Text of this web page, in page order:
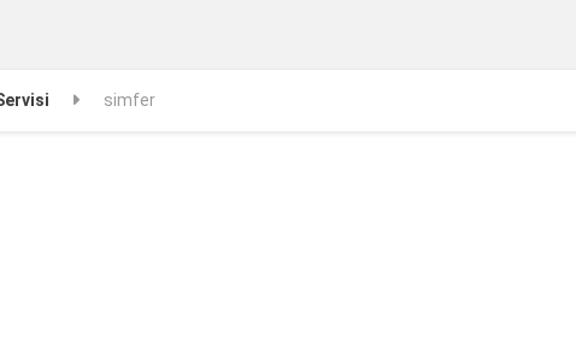
simfer